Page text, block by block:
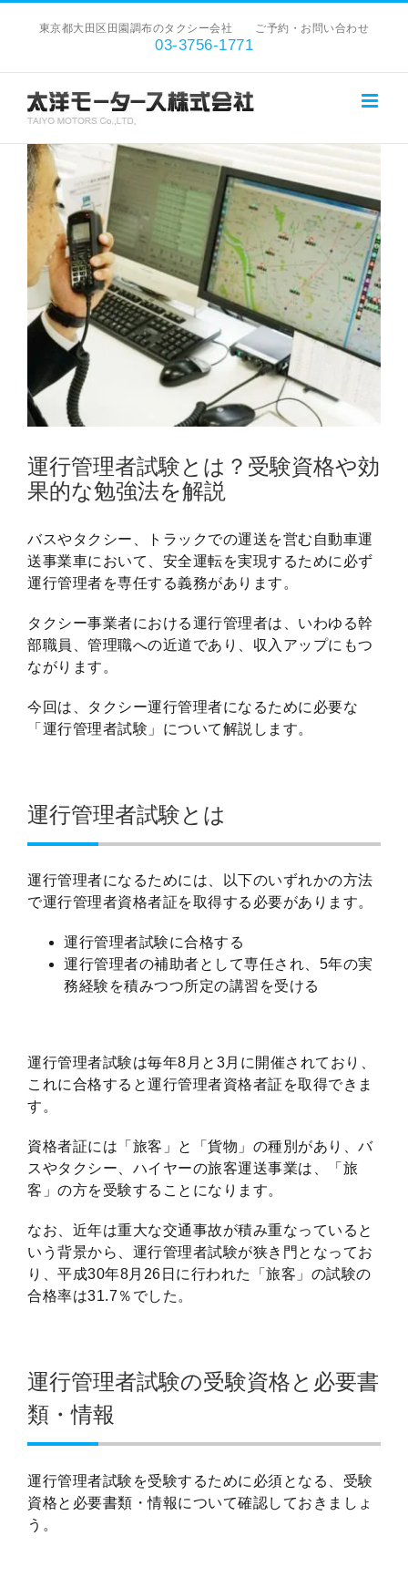
東京都大田区田園調布のタクシー会社 ご予約・お問い合わせ
03-3756-1771
View
Larger
Image
運行管理者試験とは？受験資格や効
果的な勉強法を解説
バスやタクシー、トラックでの運送を営む自動車運
送事業車において、安全運転を実現するために必ず
運行管理者を専任する義務があります。
タクシー事業者における運行管理者は、いわゆる幹
部職員、管理職への近道であり、収入アップにもつ
ながります。
今回は、タクシー運行管理者になるために必要な
「運行管理者試験」について解説します。
運行管理者試験とは
運行管理者になるためには、以下のいずれかの方法
で運行管理者資格者証を取得する必要があります。
運行管理者試験に合格する
運行管理者の補助者として専任され、5年の実
務経験を積みつつ所定の講習を受ける
運行管理者試験は毎年8月と3月に開催されており、
これに合格すると運行管理者資格者証を取得できま
す。
資格者証には「旅客」と「貨物」の種別があり、バ
スやタクシー、ハイヤーの旅客運送事業は、「旅
客」の方を受験することになります。
なお、近年は重大な交通事故が積み重なっていると
いう背景から、運行管理者試験が狭き門となってお
り、平成30年8月26日に行われた「旅客」の試験の
合格率は31.7％でした。
運行管理者試験の受験資格と必要書
類・情報
運行管理者試験を受験するために必須となる、受験
資格と必要書類・情報について確認しておきましょ
う。